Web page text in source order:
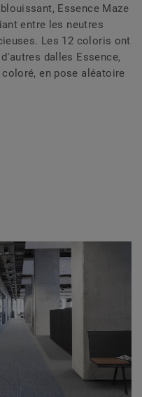
Essence Maze
entre les neutres
Les 12 coloris ont
dalles Essence,
en pose aléatoire